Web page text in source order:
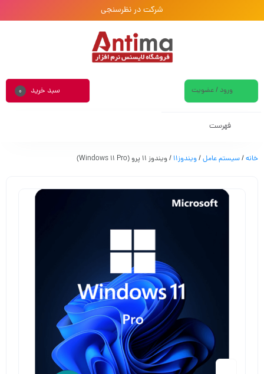
شرکت در نظرسنجی
ورود / عضویت سبد خرید 0
فهرست
خانه/سیستم عامل/ویندوز11 / ویندوز 11 پرو (Windows 11 Pro)